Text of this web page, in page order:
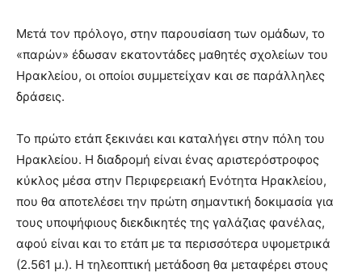
Μετά τον πρόλογο, στην παρουσίαση των ομάδων, το
«παρών» έδωσαν εκατοντάδες μαθητές σχολείων του
Ηρακλείου, οι οποίοι συμμετείχαν και σε παράλληλες
δράσεις.
Το πρώτο ετάπ ξεκινάει και καταλήγει στην πόλη του
Ηρακλείου. Η διαδρομή είναι ένας αριστερόστροφος
κύκλος μέσα στην Περιφερειακή Ενότητα Ηρακλείου,
που θα αποτελέσει την πρώτη σημαντική δοκιμασία για
τους υποψήφιους διεκδικητές της γαλάζιας φανέλας,
αφού είναι και το ετάπ με τα περισσότερα υψομετρικά
(2.561 μ.). Η τηλεοπτική μετάδοση θα μεταφέρει στους